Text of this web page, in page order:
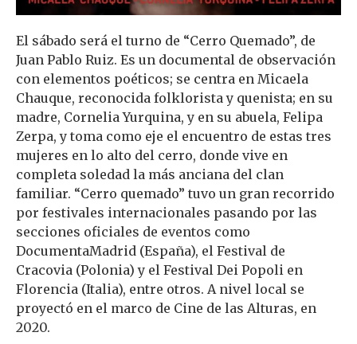
El sábado será el turno de “Cerro Quemado”, de
Juan Pablo Ruiz. Es un documental de observación
con elementos poéticos; se centra en Micaela
Chauque, reconocida folklorista y quenista; en su
madre, Cornelia Yurquina, y en su abuela, Felipa
Zerpa, y toma como eje el encuentro de estas tres
mujeres en lo alto del cerro, donde vive en
completa soledad la más anciana del clan
familiar. “Cerro quemado” tuvo un gran recorrido
por festivales internacionales pasando por las
secciones oficiales de eventos como
DocumentaMadrid (España), el Festival de
Cracovia (Polonia) y el Festival Dei Popoli en
Florencia (Italia), entre otros. A nivel local se
proyectó en el marco de Cine de las Alturas, en
2020.